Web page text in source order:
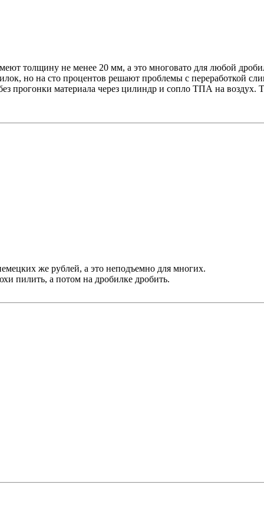
толщину не менее 20 мм, а это многовато для любой
но на сто процентов решают проблемы с переработкой
прогонки материала через цилиндр и сопло ТПА на
же рублей, а это неподъемно для многих.
пилить, а потом на дробилке дробить.